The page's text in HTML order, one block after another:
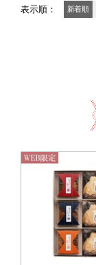
表示順： 新着順